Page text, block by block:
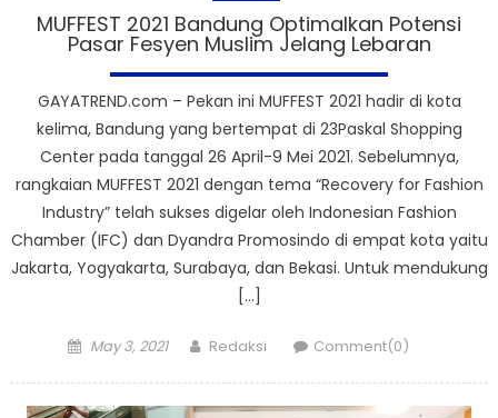
MUFFEST 2021 Bandung Optimalkan Potensi
Pasar Fesyen Muslim Jelang Lebaran
GAYATREND.com – Pekan ini MUFFEST 2021 hadir di kota
kelima, Bandung yang bertempat di 23Paskal Shopping
Center pada tanggal 26 April-9 Mei 2021. Sebelumnya,
rangkaian MUFFEST 2021 dengan tema “Recovery for Fashion
Industry” telah sukses digelar oleh Indonesian Fashion
Chamber (IFC) dan Dyandra Promosindo di empat kota yaitu
Jakarta, Yogyakarta, Surabaya, dan Bekasi. Untuk mendukung
[…]
Posted
May 3, 2021 Author
Redaksi Comment(0)